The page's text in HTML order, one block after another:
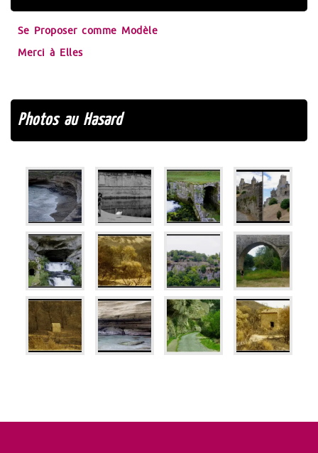
Se Proposer comme Modèle
Merci à Elles
Photos au Hasard